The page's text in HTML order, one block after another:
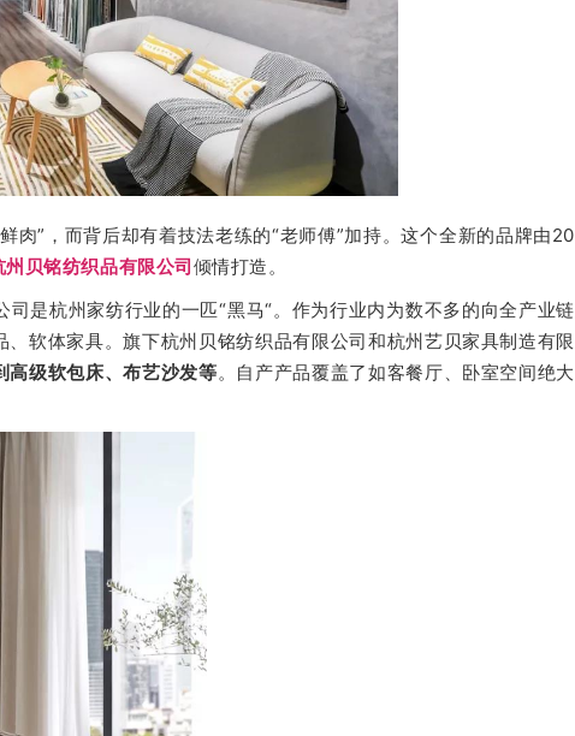
肉”，而背后却有着技法老练的“老师傅”加持。这个全新的品牌由20
州贝铭纺织品有限公司倾情打造。
是杭州家纺行业的一匹“黑马“。作为行业内为数不多的向全产业链
软体家具。旗下杭州贝铭纺织品有限公司和杭州艺贝家具制造有限
高级软包床、布艺沙发等。自产产品覆盖了如客餐厅、卧室空间绝大